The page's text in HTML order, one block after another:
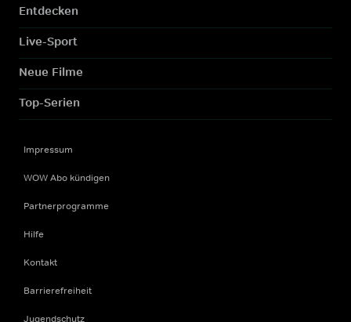
Entdecken
Live-Sport
Neue Filme
Top-Serien
Impressum
WOW Abo kündigen
Partnerprogramme
Hilfe
Kontakt
Barrierefreiheit
Jugendschutz